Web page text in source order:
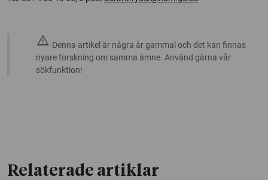
warning Denna artikel är några år gammal och det kan finnas
nyare forskning om samma ämne. Använd gärna vår
sökfunktion!
Relaterade artiklar